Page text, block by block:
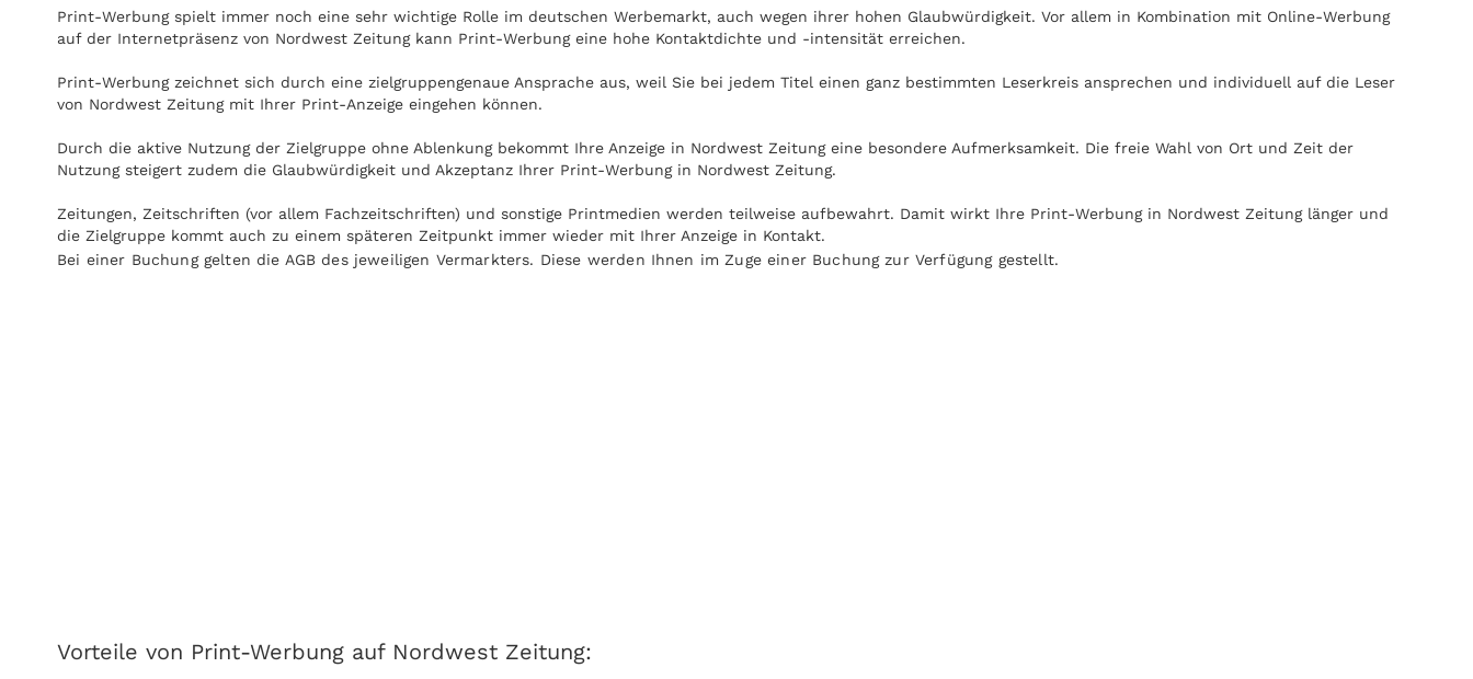
Print-Werbung spielt immer noch eine sehr wichtige Rolle im deutschen Werbemarkt, auch wegen ihrer hohen Glaubwürdigkeit. Vor allem in Kombination mit Online-Werbung
auf der Internetpräsenz von Nordwest Zeitung kann Print-Werbung eine hohe Kontaktdichte und -intensität erreichen.
Print-Werbung zeichnet sich durch eine zielgruppengenaue Ansprache aus, weil Sie bei jedem Titel einen ganz bestimmten Leserkreis ansprechen und individuell auf die Leser
von Nordwest Zeitung mit Ihrer Print-Anzeige eingehen können.
Durch die aktive Nutzung der Zielgruppe ohne Ablenkung bekommt Ihre Anzeige in Nordwest Zeitung eine besondere Aufmerksamkeit. Die freie Wahl von Ort und Zeit der
Nutzung steigert zudem die Glaubwürdigkeit und Akzeptanz Ihrer Print-Werbung in Nordwest Zeitung.
Zeitungen, Zeitschriften (vor allem Fachzeitschriften) und sonstige Printmedien werden teilweise aufbewahrt. Damit wirkt Ihre Print-Werbung in Nordwest Zeitung länger und
die Zielgruppe kommt auch zu einem späteren Zeitpunkt immer wieder mit Ihrer Anzeige in Kontakt.
Bei einer Buchung gelten die AGB des jeweiligen Vermarkters. Diese werden Ihnen im Zuge einer Buchung zur Verfügung gestellt.
Vorteile von Print-Werbung auf Nordwest Zeitung: